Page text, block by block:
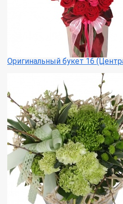
Оригинальный букет 16